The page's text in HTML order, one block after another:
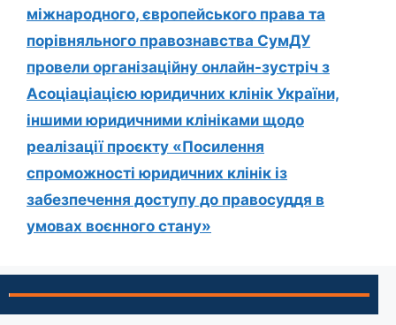
міжнародного, європейського права та
порівняльного правознавства СумДУ
провели організаційну онлайн-зустріч з
Асоціаціацією юридичних клінік України,
іншими юридичними клініками щодо
реалізації проєкту «Посилення
спроможності юридичних клінік із
забезпечення доступу до правосуддя в
умовах воєнного стану»